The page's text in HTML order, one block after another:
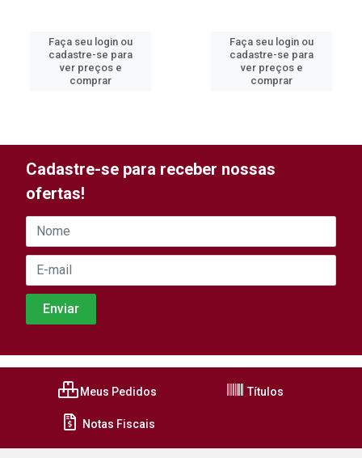
Faça seu login ou
cadastre-se para
ver preços e
comprar
Faça seu login ou
cadastre-se para
ver preços e
comprar
Cadastre-se para receber nossas
ofertas!
Meus Pedidos Títulos
Notas Fiscais